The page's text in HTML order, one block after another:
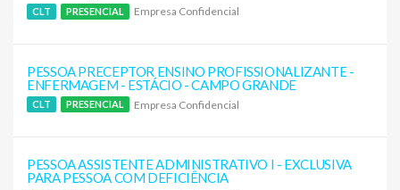
CLT PRESENCIAL Empresa Confidencial
PESSOA PRECEPTOR ENSINO PROFISSIONALIZANTE -
ENFERMAGEM - ESTÁCIO - CAMPO GRANDE
CLT PRESENCIAL Empresa Confidencial
PESSOA ASSISTENTE ADMINISTRATIVO I - EXCLUSIVA
PARA PESSOA COM DEFICIÊNCIA